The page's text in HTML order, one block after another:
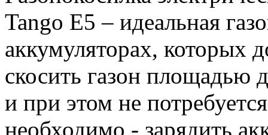
Tango E5 – идеальная
аккумуляторах, которых
скосить газон площадью
и при этом не
необходимо - зарядить